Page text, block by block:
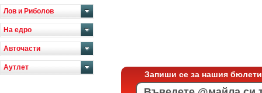
Лов и Риболов
На едро
Авточасти
Аутлет
Запиши се за нашия